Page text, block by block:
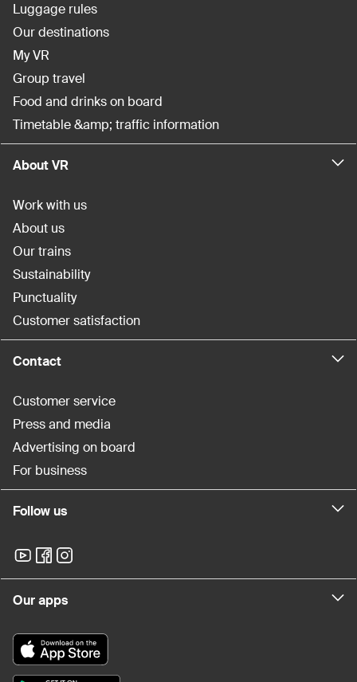
Luggage rules
Our destinations
My VR
Group travel
Food and drinks on board
Timetable &amp; traffic information
About VR
Work with us
About us
Our trains
Sustainability
Punctuality
Customer satisfaction
Contact
Customer service
Press and media
Advertising on board
For business
Follow us
Our apps